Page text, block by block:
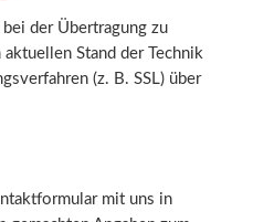
der Übertragung zu
Stand der Technik
(z. B. SSL) über
mit uns in